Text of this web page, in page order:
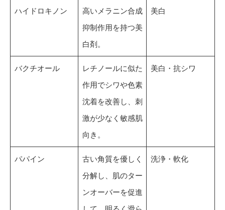
ハイドロキノン
高いメラニン合成
抑制作用を持つ美
白剤。
美白
バクチオール
レチノールに似た
作用でシワや色素
沈着を改善し、刺
激が少なく敏感肌
向き。
美白・抗シワ
パパイン
古い角質を優しく
分解し、肌のター
ンオーバーを促進
洗浄・軟化